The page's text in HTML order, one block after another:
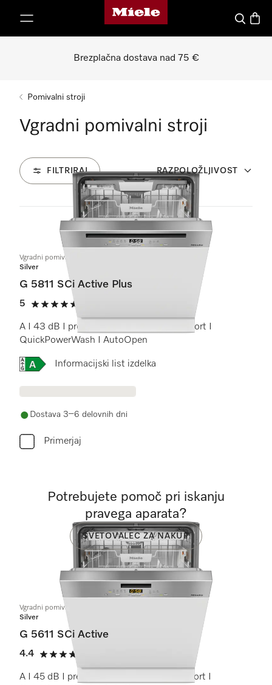
Domača stran Miele
Iskanje
Brezplačna dostava nad 75 €
Pomivalni stroji
Vgradni pomivalni stroji
FILTRIRAJ RAZPOLOŽLJIVOST
Vgradni pomivalni stroji
Silver
G 5811 SCi Active Plus
5
5 od 5
A I 43 dB I predal za pribor I košare Comfort I
QuickPowerWash I AutoOpen
Online Label Flag, Energijska nalepka
Informacijski list izdelka
Dostava 3–6 delovnih dni
Primerjaj
Vgradni pomivalni stroji
Silver
G 5611 SCi Active
4.4
4.4 od 5
A I 45 dB I predal za pribor I košare Comfort I
Potrebujete pomoč pri iskanju
pravega aparata?
SVETOVALEC ZA NAKUP